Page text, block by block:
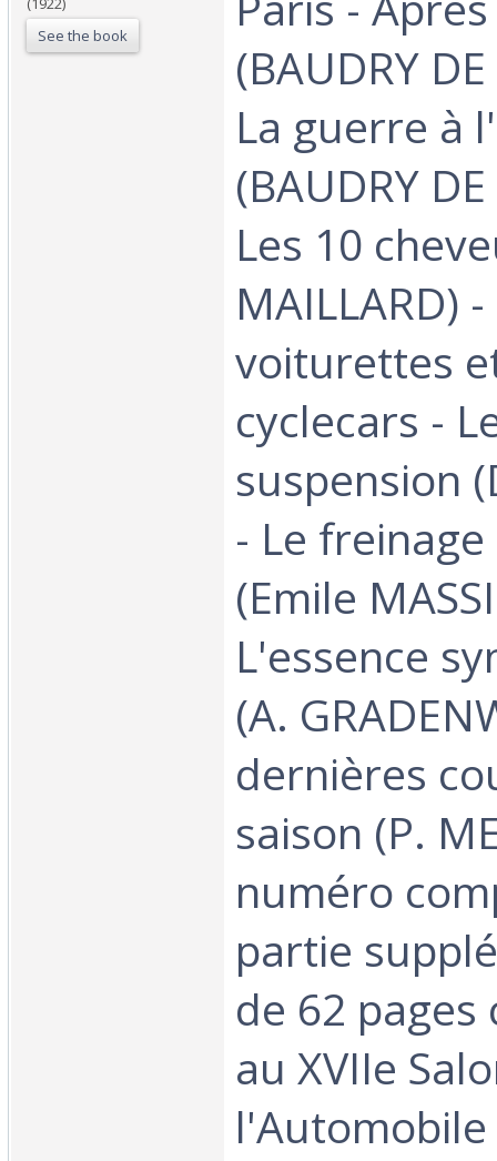
See the book
(BAUDRY
La guerre à
(BAUDRY
Les 10
MAILLARD)
voiturettes
cyclecars -
suspension
- Le
(Emile
L'essence
(A.
dernières
saison (P.
numéro
partie
de 62 pages
au XVIIe
l'Automobile‎